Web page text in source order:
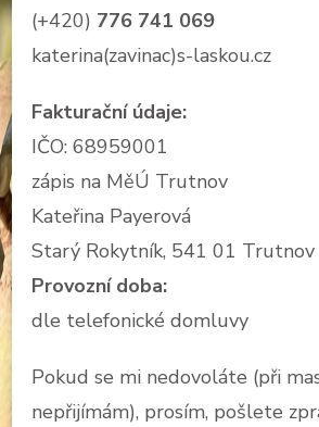
(+420) 776 741 069
katerina(zavinac)s-laskou.cz
Fakturační údaje:
IČO: 68959001
zápis na MěÚ Trutnov
Kateřina Payerová
Starý Rokytník, 541 01 Trutnov
Provozní doba:
dle telefonické domluvy
Pokud se mi nedovoláte (při
nepřijímám), prosím, pošlete